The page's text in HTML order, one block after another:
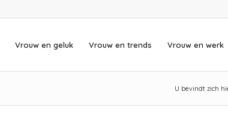
Vrouw en geluk Vrouw en trends Vrouw en werk
U bevindt zich